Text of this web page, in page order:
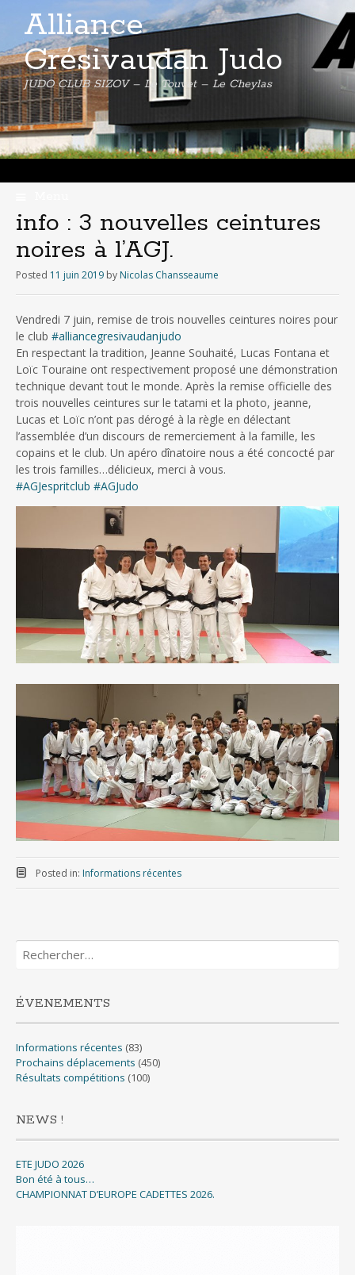
Alliance
Grésivaudan Judo
JUDO CLUB SIZOV – Le Touvet – Le Cheylas
Skip
to
content
info : 3 nouvelles ceintures
noires à l’AGJ.
Posted 11 juin 2019 by Nicolas Chansseaume
Vendredi 7 juin, remise de trois nouvelles ceintures noires pour
le club #alliancegresivaudanjudo
En respectant la tradition, Jeanne Souhaité, Lucas Fontana et
Loïc Touraine ont respectivement proposé une démonstration
technique devant tout le monde. Après la remise officielle des
trois nouvelles ceintures sur le tatami et la photo, jeanne,
Lucas et Loïc n’ont pas dérogé à la règle en délectant
l’assemblée d’un discours de remerciement à la famille, les
copains et le club. Un apéro dînatoire nous a été concocté par
les trois familles…délicieux, merci à vous.
#AGJespritclub #AGJudo
Posted in: Informations récentes
Rechercher :
ÉVENEMENTS
Informations récentes (83)
Prochains déplacements (450)
Résultats compétitions (100)
NEWS !
ETE JUDO 2026
Bon été à tous…
CHAMPIONNAT D’EUROPE CADETTES 2026.